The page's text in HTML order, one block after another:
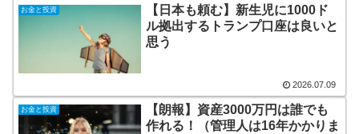
お金と投資
【日本も頼む】新生児に1000ド
ル拠出するトランプ口座は良いと
思う
2026.07.09
お金と投資
【朗報】資産3000万円は誰でも
作れる！（管理人は16年かかりま